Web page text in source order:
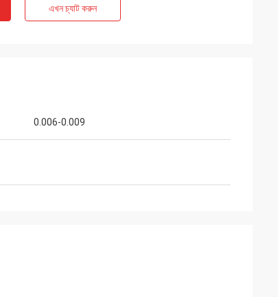
এখন চ্যাট করুন
0.006-0.009